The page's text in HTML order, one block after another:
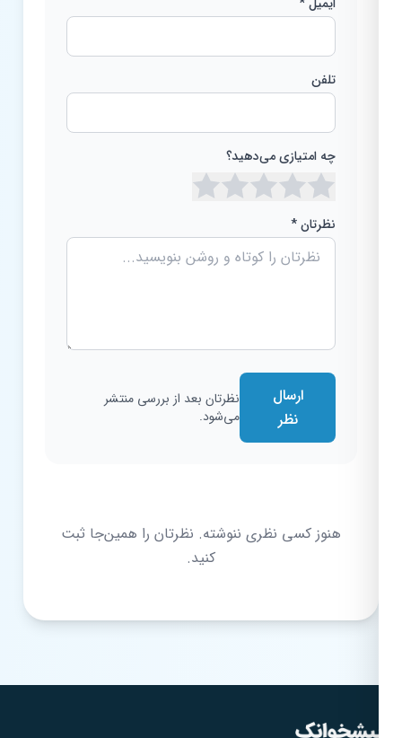
تلفن
چه امتیازی می‌دهید؟
نظرتان *
ارسال
نظرتان بعد از بررسی منتشر
می‌شود.
هنوز کسی نظری ننوشته. نظرتان را همین‌جا ثبت
کنید.